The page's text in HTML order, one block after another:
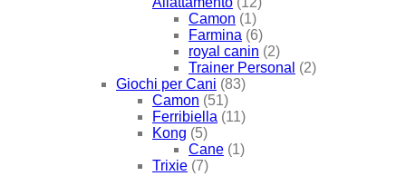
Camon (1)
Farmina (6)
royal canin (2)
Trainer Personal (2)
Giochi per Cani (83)
Camon (51)
Ferribiella (11)
Kong (5)
Cane (1)
Trixie (7)